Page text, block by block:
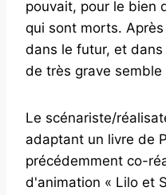
pouvait, pour le bien
qui sont morts.
dans le futur, et
de très grave
Le scénariste/
adaptant un livre de
précédemment co-
d'animation « Lilo et